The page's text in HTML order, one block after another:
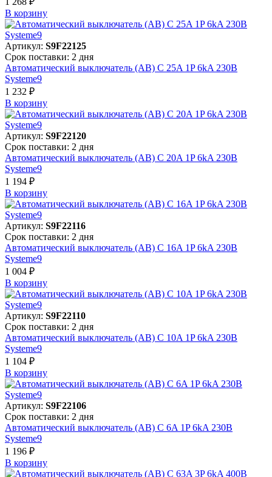
В корзинy
Артикул: S9F22125
Срок поставки: 2 дня
Автоматический выключатель (АВ) C 25A 1P 6kA 230В
Systeme9
1 232 ₽
В корзинy
Артикул: S9F22120
Срок поставки: 2 дня
Автоматический выключатель (АВ) C 20A 1P 6kA 230В
Systeme9
1 194 ₽
В корзинy
Артикул: S9F22116
Срок поставки: 2 дня
Автоматический выключатель (АВ) C 16A 1P 6kA 230В
Systeme9
1 004 ₽
В корзинy
Артикул: S9F22110
Срок поставки: 2 дня
Автоматический выключатель (АВ) C 10A 1P 6kA 230В
Systeme9
1 104 ₽
В корзинy
Артикул: S9F22106
Срок поставки: 2 дня
Автоматический выключатель (АВ) C 6A 1P 6kA 230В
Systeme9
1 196 ₽
В корзинy